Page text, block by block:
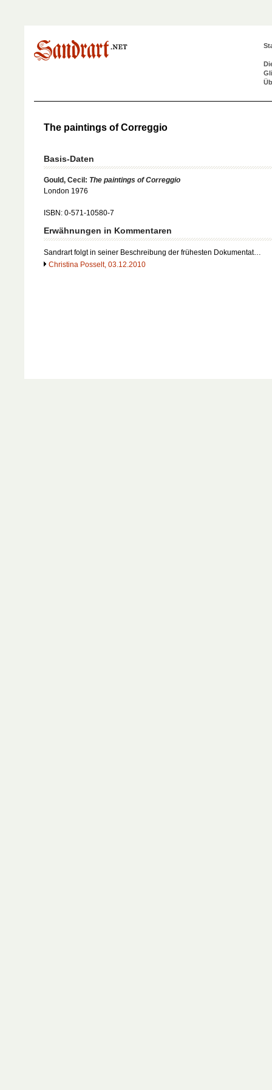
The paintings of Correggio
Basis-Daten
Gould, Cecil: The paintings of Correggio
London 1976
ISBN: 0-571-10580-7
Erwähnungen in Kommentaren
Sandrart folgt in seiner Beschreibung der frühesten Dokumentat…
Christina Posselt, 03.12.2010